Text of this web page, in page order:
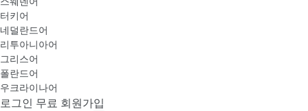
터키어
네덜란드어
리투아니아어
그리스어
폴란드어
우크라이나어
로그인 무료 회원가입